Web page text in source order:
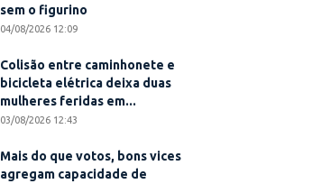
sem o figurino
04/08/2026 12:09
Colisão entre caminhonete e
bicicleta elétrica deixa duas
mulheres feridas em...
03/08/2026 12:43
Mais do que votos, bons vices
agregam capacidade de